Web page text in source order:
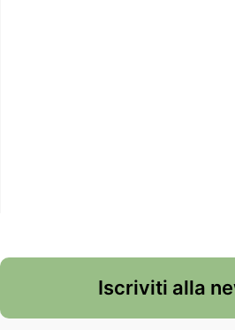
Iscriviti alla